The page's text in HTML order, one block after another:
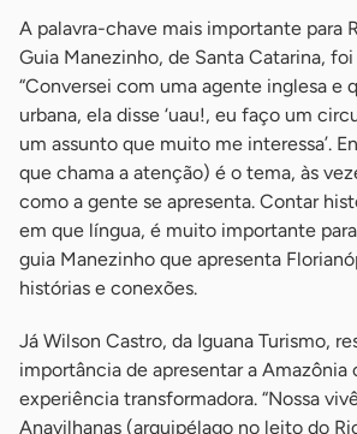
A palavra-chave mais importante para
Guia Manezinho, de Santa Catarina, foi
“Conversei com uma agente inglesa e
urbana, ela disse ‘uau!, eu faço um
um assunto que muito me interessa’.
que chama a atenção) é o tema, às
como a gente se apresenta. Contar
em que língua, é muito importante
guia Manezinho que apresenta
histórias e conexões.
Já Wilson Castro, da Iguana Turismo,
importância de apresentar a Amazônia
experiência transformadora. “Nossa
Anavilhanas (arquipélago no leito do